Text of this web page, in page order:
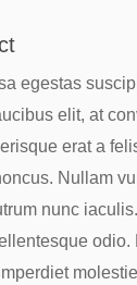
egestas
elit, at
erat a
Nullam
nunc
odio.